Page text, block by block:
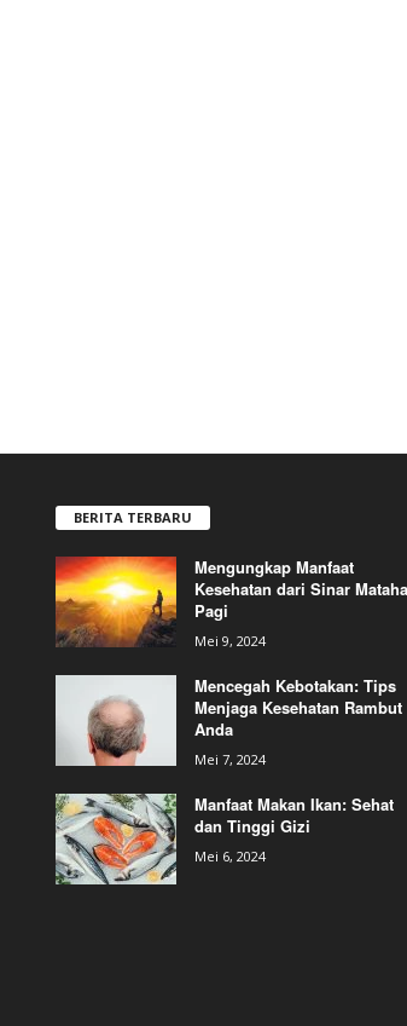
BERITA TERBARU
Mengungkap Manfaat
Kesehatan dari Sinar
Pagi
Mei 9, 2024
Mencegah Kebotakan: Tips
Menjaga Kesehatan Rambut
Anda
Mei 7, 2024
Manfaat Makan Ikan: Sehat
dan Tinggi Gizi
Mei 6, 2024